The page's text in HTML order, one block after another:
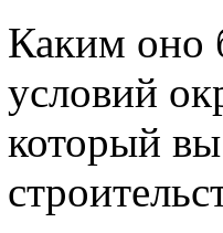
Каким оно
условий
который вы